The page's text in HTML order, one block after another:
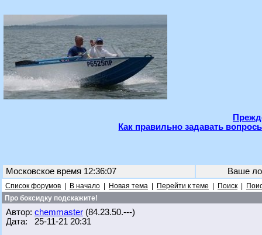
Как правильно задавать
Московское время 12:36:07 Ваше
Список форумов В начало Новая тема Перейти к теме Поиск
Про боксидку подскажите!
Автор: chemmaster (84.23.50.---)
Дата: 25-11-21 20:31